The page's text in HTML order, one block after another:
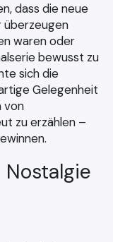
dass die neue
überzeugen
waren oder
bewusst zu
sich die
Gelegenheit
von
zu erzählen –